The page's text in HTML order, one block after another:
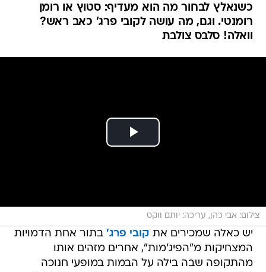
כשנאלץ לבחור מה הוא מעדיף: סטוץ או רומן
רומנטי. וגם, מה עושה לקובי פרג' כאב ראש?
וואלה! סלבס צולבת
צילום: אבי כהן, עריכה: יותם ווקס
יש כאלה שמכירים את קובי פרג' בתור אחת הדמויות
המצחיקות מ"הפיג'מות", אחרים מזהים אותו
מהתקופה שבה בילה על הבמות במופעי חנוכה